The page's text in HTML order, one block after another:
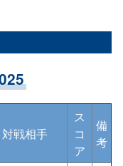
対戦相手
ス
コ
ア
備
考